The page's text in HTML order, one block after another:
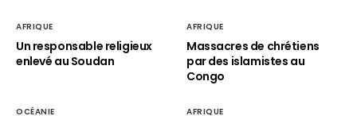
AFRIQUE
Un responsable religieux
enlevé au Soudan
AFRIQUE
Massacres de chrétiens
par des islamistes au
Congo
OCÉANIE AFRIQUE